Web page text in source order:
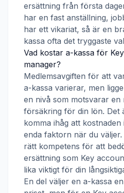
ersättning från första
har en fast anställning,
har ett vikariat, så är en
kassa ofta det tryggaste
Vad kostar a-kassa för
manager?
Medlemsavgiften för att
a-kassa varierar, men
en nivå som motsvarar en
försäkring för din lön. Det
komma ihåg att
enda faktorn när du
rätt kompetens för att
ersättning som Key
lika viktigt för din
En del väljer en a-kassa